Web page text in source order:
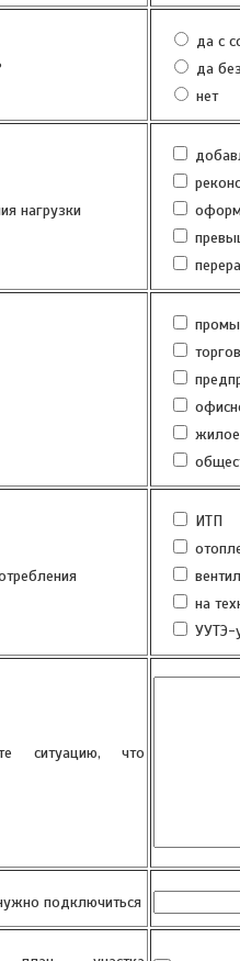
да с
да
нет
нагрузки
жилое
ИТП
на
УУТЭ-
ситуацию, что
подключиться